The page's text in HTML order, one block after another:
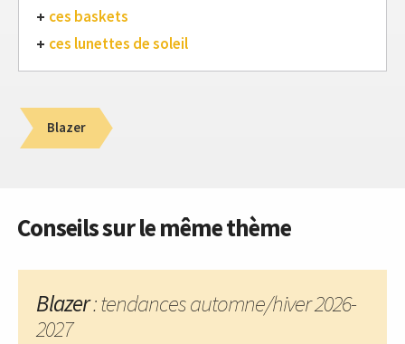
ces baskets
ces lunettes de soleil
Blazer
Conseils sur le même thème
Blazer: tendances automne/hiver 2026-
2027